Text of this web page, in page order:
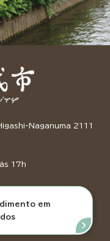
Naganuma 2111
17h
em